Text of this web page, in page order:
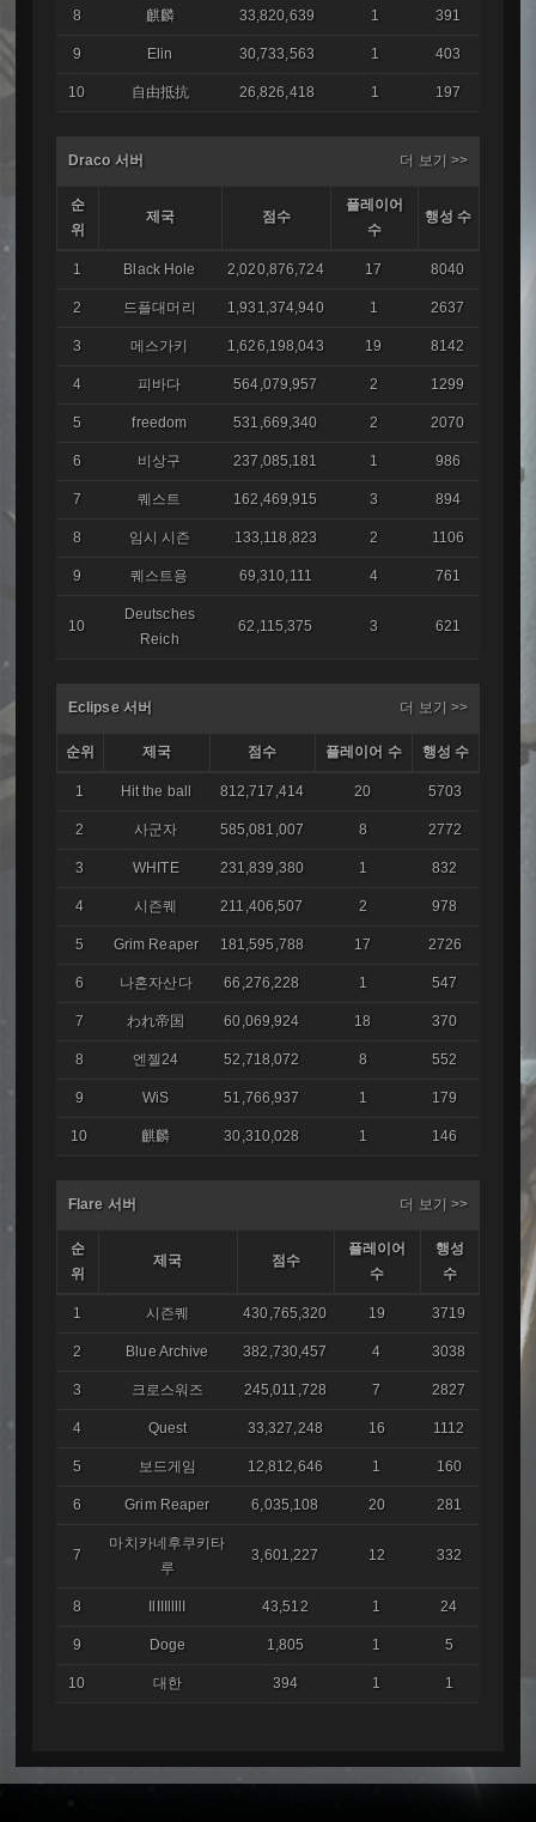
8 麒麟 33,820,639 1 391
9 Elin 30,733,563 1 403
10 自由抵抗 26,826,418 1 197
Draco 서버 더 보기 >>
순
위
제국 점수
플레이어
수
행성 수
1 Black Hole 2,020,876,724 17 8040
2 드플대머리 1,931,374,940 1 2637
3 메스가키 1,626,198,043 19 8142
4 피바다 564,079,957 2 1299
5 freedom 531,669,340 2 2070
6 비상구 237,085,181 1 986
7 퀘스트 162,469,915 3 894
8 임시 시즌 133,118,823 2 1106
9 퀘스트용 69,310,111 4 761
10
Deutsches
Reich
62,115,375 3 621
Eclipse 서버 더 보기 >>
순위 제국 점수 플레이어 수 행성 수
1 Hit the ball 812,717,414 20 5703
2 사군자 585,081,007 8 2772
3 WHITE 231,839,380 1 832
4 시즌퀘 211,406,507 2 978
5 Grim Reaper 181,595,788 17 2726
6 나혼자산다 66,276,228 1 547
7 われ帝国 60,069,924 18 370
8 엔젤24 52,718,072 8 552
9 WiS 51,766,937 1 179
10 麒麟 30,310,028 1 146
Flare 서버 더 보기 >>
순
위
제국 점수
플레이어
수
행성
수
1 시즌퀘 430,765,320 19 3719
2 Blue Archive 382,730,457 4 3038
3 크로스워즈 245,011,728 7 2827
4 Quest 33,327,248 16 1112
5 보드게임 12,812,646 1 160
6 Grim Reaper 6,035,108 20 281
7
마치카네후쿠키타
루
3,601,227 12 332
8 43,512 1 24
9 Doge 1,805 1 5
10 대한 394 1 1